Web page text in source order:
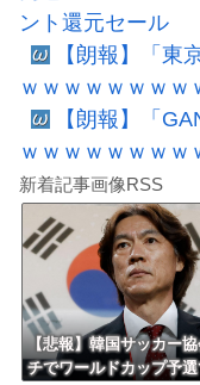
ント還元セール
【朗報】「東
ｗｗｗｗｗｗｗｗ
【朗報】「
ｗｗｗｗｗｗｗｗ
新着記事画像RSS
【悲報】韓国サッカー
チでワールドカップ予